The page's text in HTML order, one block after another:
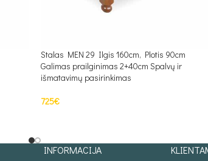
Stalas MEN 29 Ilgis 160cm, Plotis 90cm
Galimas prailginimas 2+40cm Spalvų ir
išmatavimų pasirinkimas
725€
INFORMACIJA